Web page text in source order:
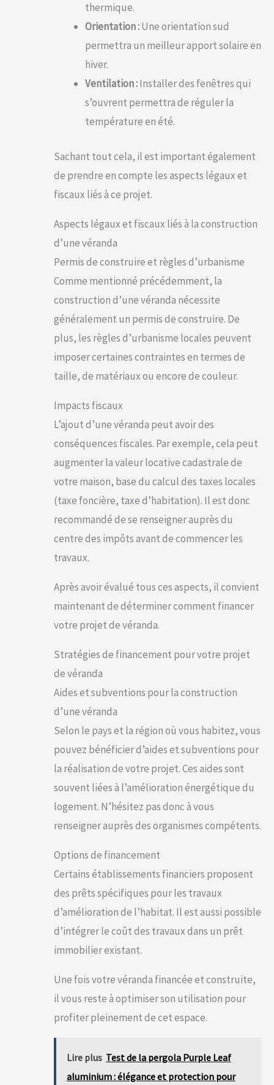
thermique.
Orientation :Une orientation sud
permettra un meilleur apport solaire en
hiver.
Ventilation :Installer des fenêtres qui
s’ouvrent permettra de réguler la
température en été.
Sachant tout cela, il est important également
de prendre en compte les aspects légaux et
fiscaux liés à ce projet.
Aspects légaux et fiscaux liés à la construction
d’une véranda
Permis de construire et règles d’urbanisme
Comme mentionné précédemment, la
construction d’une véranda nécessite
généralement un permis de construire. De
plus, les règles d’urbanisme locales peuvent
imposer certaines contraintes en termes de
taille, de matériaux ou encore de couleur.
Impacts fiscaux
L’ajout d’une véranda peut avoir des
conséquences fiscales. Par exemple, cela peut
augmenter la valeur locative cadastrale de
votre maison, base du calcul des taxes locales
(taxe foncière, taxe d’habitation). Il est donc
recommandé de se renseigner auprès du
centre des impôts avant de commencer les
travaux.
Après avoir évalué tous ces aspects, il convient
maintenant de déterminer comment financer
votre projet de véranda.
Stratégies de financement pour votre projet
de véranda
Aides et subventions pour la construction
d’une véranda
Selon le pays et la région où vous habitez, vous
pouvez bénéficier d’aides et subventions pour
la réalisation de votre projet. Ces aides sont
souvent liées à l’amélioration énergétique du
logement. N’hésitez pas donc à vous
renseigner auprès des organismes compétents.
Options de financement
Certains établissements financiers proposent
des prêts spécifiques pour les travaux
d’amélioration de l’habitat. Il est aussi possible
d’intégrer le coût des travaux dans un prêt
immobilier existant.
Une fois votre véranda financée et construite,
il vous reste à optimiser son utilisation pour
profiter pleinement de cet espace.
Lire plus Test de la pergola Purple Leaf
aluminium : élégance et protection pour